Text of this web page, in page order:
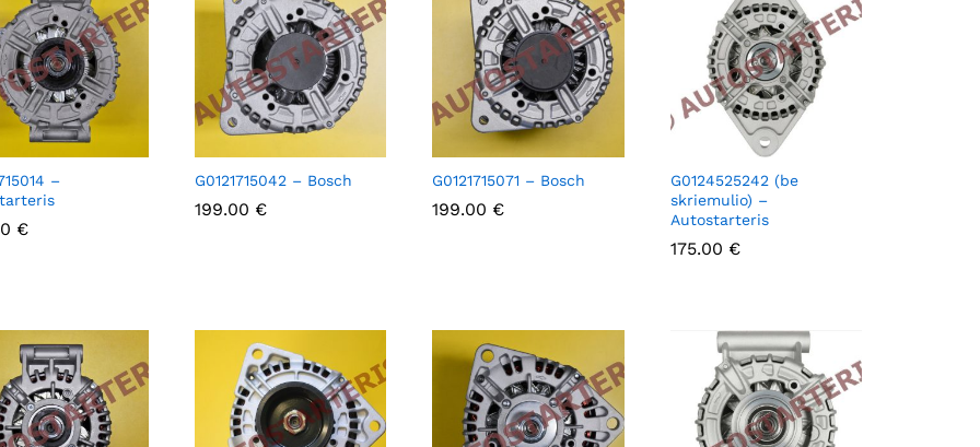
–
€
€
G0121715042 – Bosch
199.00 €
199.00 €
G0121715071 – Bosch
199.00 €
199.00 €
G0124525242 (be
skriemulio) –
Autostarteris
175.00 €
175.00 €